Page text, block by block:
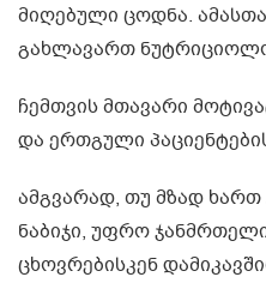
მიღებული ცოდნა.
გახლავართ
ჩემთვის მთავარი
და ერთგული
ამგვარად, თუ მზად
ნაბიჯი, უფრო
ცხოვრებისკენ